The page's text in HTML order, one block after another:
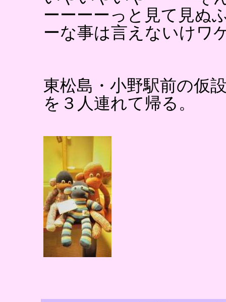
ーーーーっと見て見ぬ
ーな事は言えないけワ
東松島・小野駅前の仮
を３人連れて帰る。